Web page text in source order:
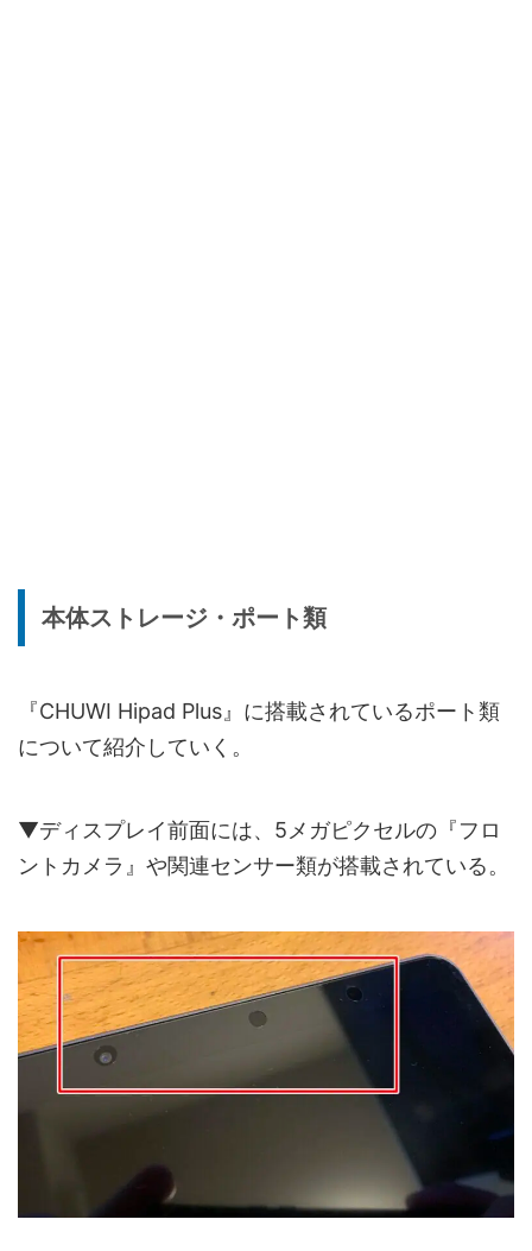
本体ストレージ・ポート類
『CHUWI Hipad Plus』に搭載されているポート類
について紹介していく。
▼ディスプレイ前面には、5メガピクセルの『フロ
ントカメラ』や関連センサー類が搭載されている。